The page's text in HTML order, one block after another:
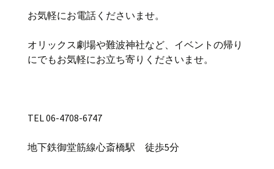
お気軽にお電話くださいませ。
オリックス劇場や難波神社など、イベントの帰り
にでもお気軽にお立ち寄りくださいませ。
TEL 06-4708-6747
地下鉄御堂筋線心斎橋駅 徒歩5分